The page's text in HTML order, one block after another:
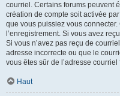
courriel. Certains forums peuvent
création de compte soit activée
que vous puissiez vous
l’enregistrement. Si vous avez
Si vous n’avez pas reçu de
adresse incorrecte ou que le
vous êtes sûr de l’adresse
Haut